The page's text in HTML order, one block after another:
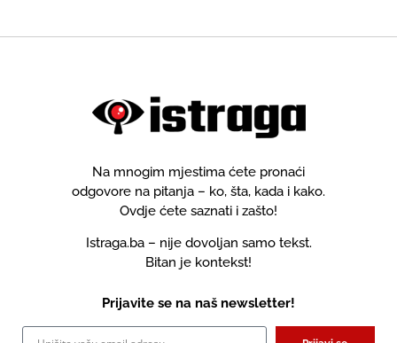
Na mnogim mjestima ćete pronaći
odgovore na pitanja – ko, šta, kada i kako.
Ovdje ćete saznati i zašto!
Istraga.ba – nije dovoljan samo tekst.
Bitan je kontekst!
Prijavite se na naš newsletter!